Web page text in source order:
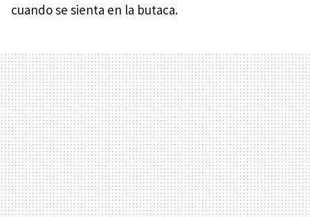
cuando se sienta en la butaca.